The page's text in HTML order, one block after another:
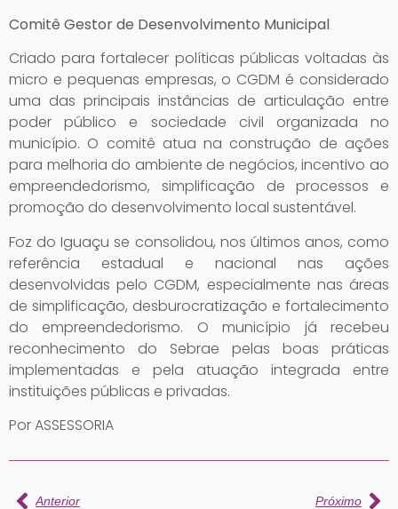
Comitê Gestor de Desenvolvimento Municipal
Criado para fortalecer políticas públicas voltadas às
micro e pequenas empresas, o CGDM é considerado
uma das principais instâncias de articulação entre
poder público e sociedade civil organizada no
município. O comitê atua na construção de ações
para melhoria do ambiente de negócios, incentivo ao
empreendedorismo, simplificação de processos e
promoção do desenvolvimento local sustentável.
Foz do Iguaçu se consolidou, nos últimos anos, como
referência estadual e nacional nas ações
desenvolvidas pelo CGDM, especialmente nas áreas
de simplificação, desburocratização e fortalecimento
do empreendedorismo. O município já recebeu
reconhecimento do Sebrae pelas boas práticas
implementadas e pela atuação integrada entre
instituições públicas e privadas.
Por ASSESSORIA
Anterior Próximo